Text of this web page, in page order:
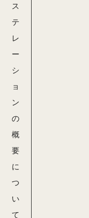
ス
テ
レ
ー
シ
ョ
ン
の
概
要
に
つ
い
て